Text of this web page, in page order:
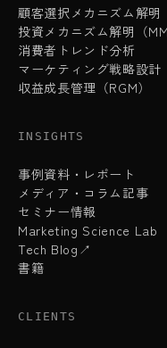
顧客選択メカニズム解明
投資メカニズム解明（
消費者トレンド分析
マーケティング戦略設計
収益成長管理（RGM）
INSIGHTS
事例資料・レポート
メディア・コラム記事
セミナー情報
Marketing Science Lab
Tech Blog↗
書籍
CLIENTS